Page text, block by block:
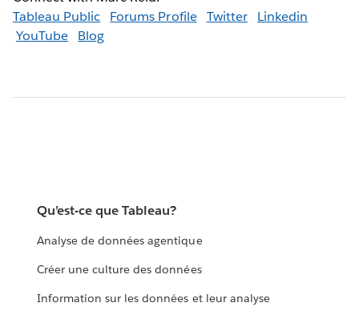
Tableau Public
Forums Profile Twitter
Linkedin
YouTube
Blog
Qu’est-ce que Tableau?
Analyse de données agentique
Créer une culture des données
Information sur les données et leur analyse